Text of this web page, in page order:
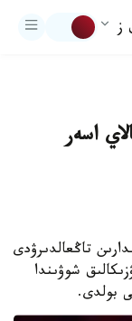
ز
اسەر
تاڭعالدىرۋدى
جاقىندا وتكەن سۋپەربوۋل-2023 مۋزىكالىق شوۋىندا